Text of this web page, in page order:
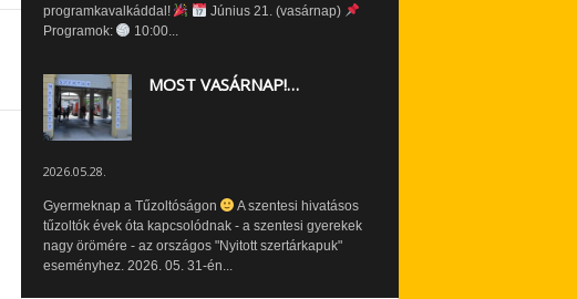
programkavalkáddal!
Június 21. (vasárnap)
Programok:
10:00...
MOST VASÁRNAP!…
2026.05.28.
Gyermeknap a Tűzoltóságon
A szentesi hivatásos
tűzoltók évek óta kapcsolódnak - a szentesi gyerekek
nagy örömére - az országos "Nyitott szertárkapuk"
eseményhez. 2026. 05. 31-én...